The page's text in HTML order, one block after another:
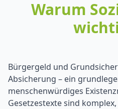
Warum
Bürgergeld und
Absicherung – ein
menschenwürdiges
Gesetzestexte sind